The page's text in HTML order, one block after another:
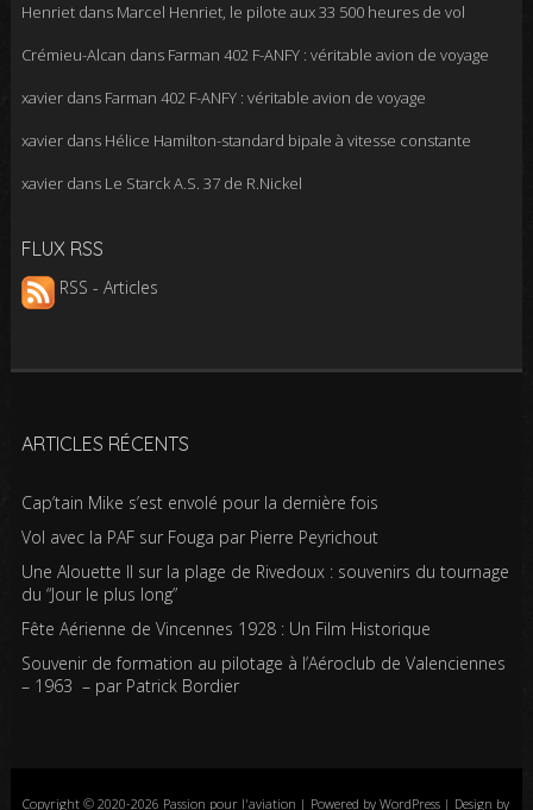
Henrietdans Marcel Henriet, le pilote aux 33 500 heures de vol
Crémieu-Alcan dans Farman 402 F-ANFY : véritable avion de voyage
xavierdans Farman 402 F-ANFY : véritable avion de voyage
xavierdans Hélice Hamilton-standard bipale à vitesse constante
xavierdans Le Starck A.S. 37 de R.Nickel
FLUX RSS
RSS - Articles
ARTICLES RÉCENTS
Cap’tain Mike s’est envolé pour la dernière fois
Vol avec la PAF sur Fouga par Pierre Peyrichout
Une Alouette II sur la plage de Rivedoux : souvenirs du tournage
du “Jour le plus long”
Fête Aérienne de Vincennes 1928 : Un Film Historique
Souvenir de formation au pilotage à l’Aéroclub de Valenciennes
– 1963 – par Patrick Bordier
Copyright © 2020-2026 Passion pour l'aviation | Powered by WordPress | Design by